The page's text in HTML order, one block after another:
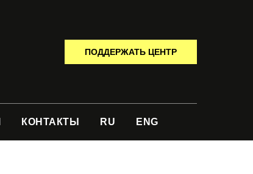
ПОДДЕРЖАТЬ ЦЕНТР
КОНТАКТЫ RU ENG